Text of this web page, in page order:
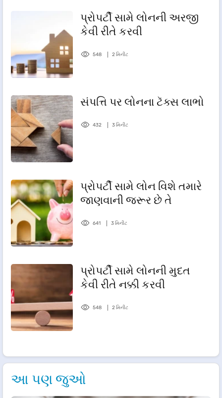
પ્રોપર્ટી સામે લોનની અરજી
કેવી રીતે કરવી
548 2 મિનીટ
સંપત્તિ પર લોનના ટૅક્સ લાભો
432 3 મિનીટ
પ્રોપર્ટી સામે લોન વિશે તમારે
જાણવાની જરૂર છે તે
641 3 મિનીટ
પ્રોપર્ટી સામે લોનની મુદત
કેવી રીતે નક્કી કરવી
548 2 મિનીટ
આ પણ જુઓ